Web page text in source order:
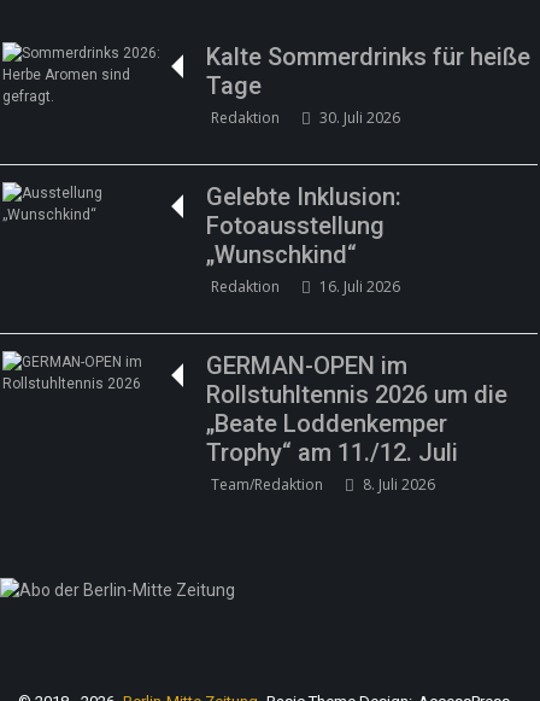
Kalte Sommerdrinks für heiße
Tage
Redaktion 30. Juli 2026
Gelebte Inklusion:
Fotoausstellung
„Wunschkind“
Redaktion 16. Juli 2026
GERMAN-OPEN im
Rollstuhltennis 2026 um die
„Beate Loddenkemper
Trophy“ am 11./12. Juli
Team/Redaktion 8. Juli 2026